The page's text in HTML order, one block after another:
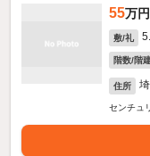
55万円
敷/礼
階数/階
住所
センチュ